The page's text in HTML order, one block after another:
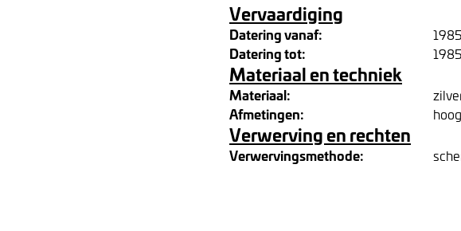
Vervaardiging
Datering vanaf: 1985
Datering tot: 1985
Materiaal en techniek
Materiaal:
Afmetingen:
Verwerving en rechten
Verwervingsmethode: